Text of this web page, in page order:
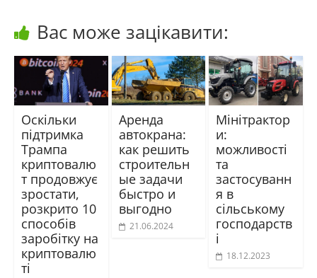
Вас може зацікавити:
Оскільки
підтримка
Трампа
криптовалю
т продовжує
зростати,
розкрито 10
способів
заробітку на
криптовалю
ті
Аренда
автокрана:
как решить
строительн
ые задачи
быстро и
выгодно
21.06.2024
Мінітрактор
и:
можливості
та
застосуванн
я в
сільському
господарств
і
18.12.2023